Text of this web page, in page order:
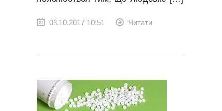
03.10.2017 10:51 Читати